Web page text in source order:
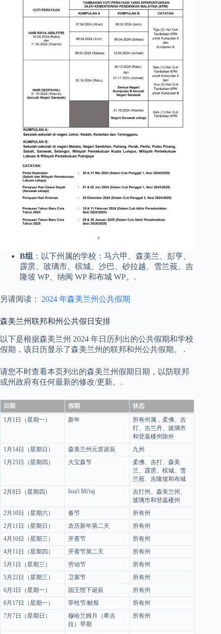
B组 ：以下州属的学校：马六甲、森美兰、彭亨、
霹雳、玻璃市、槟城、沙巴、砂拉越、雪兰莪、吉
隆坡 WP、纳闽 WP 和布城 WP。.
另请阅读： 2024 年森美兰州公共假期
森美兰州联邦和州公共假日安排
以下是根据森美兰州 2024 年日历列出的公共假期和学校
假期，该日历显示了森美兰州的联邦和州公共假期。 .
请您不时查看本页列出的森美兰州假期日期，以防联邦
或州政府有任何最新的修改/更新。.
日期 假期
状态
1月1日（星期一）
新年
所有州属，柔佛、吉
打、吉兰丹、玻璃市
和登嘉楼州除外
1月14日（星期日）
森美兰州元首诞辰
九州
1月25日（星期四）
大宝森节
柔佛、吉打、森美
兰、霹雳、槟城、雪
兰莪、吉隆坡和布城
2月8日（星期四）
Isra'i Mi'raj
吉打州、森美兰州、
玻璃市和登嘉楼州
2月10日（星期六）
春节
所有州
2月11日（星期日）
农历新年第二天
所有州
4月10日（星期三）
开斋节
所有州
4月11日（星期四）
开斋节第二天
所有州
5月1日（星期三）
劳动节
所有州
5月22日（星期三）
卫塞节
所有州
6月3日（星期一）
国王陛下诞辰
所有州
6月17日（星期一）
宰牲节/献祭
所有州
7月7日（星期日）
穆哈兰姆月（希吉
拉）早期
所有州